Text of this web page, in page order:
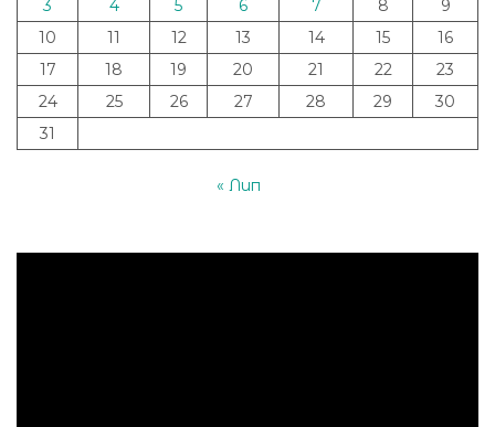
3
4 5 6 7 8
9
10
11 12 13 14 15
16
17
18 19 20 21 22
23
24
25 26 27 28 29
30
31
« Лип